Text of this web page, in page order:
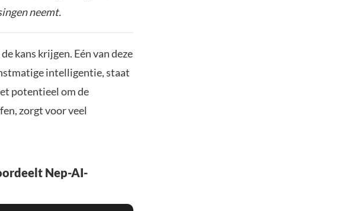
neemt.
kans krijgen. Eén van deze
intelligentie, staat
potentieel om de
zorgt voor veel
Nep-AI-